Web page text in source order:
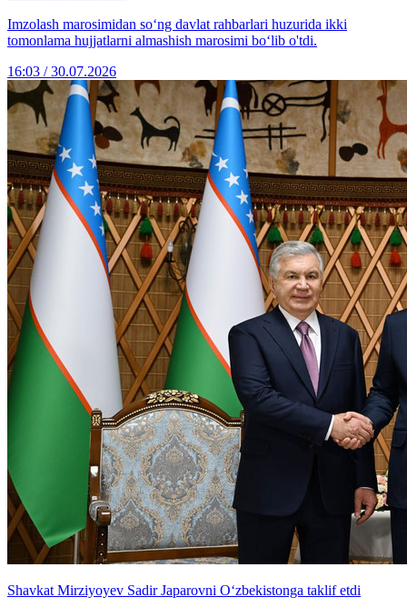
Imzolash marosimidan soʻng davlat rahbarlari huzurida ikki
tomonlama hujjatlarni almashish marosimi boʻlib o'tdi.
16:03 / 30.07.2026
Shavkat Mirziyoyev Sadir Japarovni O‘zbekistonga taklif etdi